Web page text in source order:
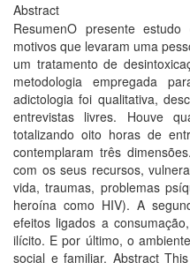
Abstract
ResumenO presente
motivos que levaram uma
um tratamento de
metodologia empregada
adictologia foi qualitativa,
entrevistas livres. Houve
totalizando oito horas de
contemplaram três
com os seus recursos,
vida, traumas, problemas
heroína como HIV). A
efeitos ligados a
ilícito. E por último, o
social e familiar. Abstract